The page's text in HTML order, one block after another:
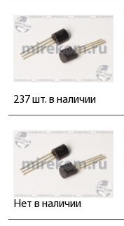
237 шт. в наличии
Нет в наличии